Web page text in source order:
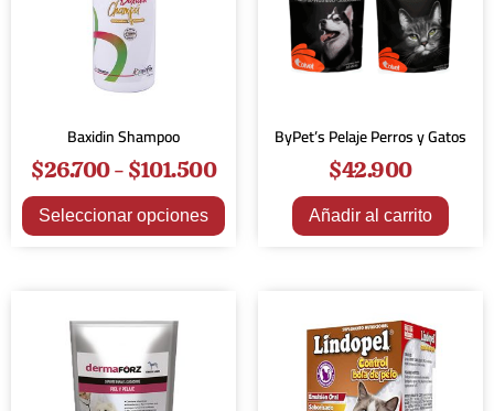
Baxidin Shampoo
$26.700-$101.500
Seleccionar opciones
ByPet’s Pelaje Perros y Gatos
$42.900
Añadir al carrito